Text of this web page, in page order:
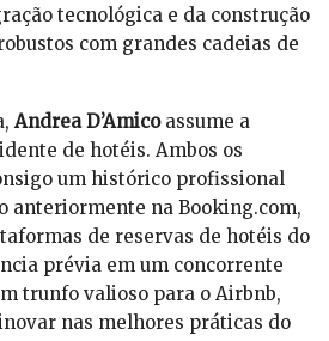
tecnológica e da construção
com grandes cadeias de
Andrea D’Amicoassume a
de hotéis. Ambos os
um histórico profissional
anteriormente na Booking.com,
de reservas de hotéis do
prévia em um concorrente
trunfo valioso para o Airbnb,
nas melhores práticas do